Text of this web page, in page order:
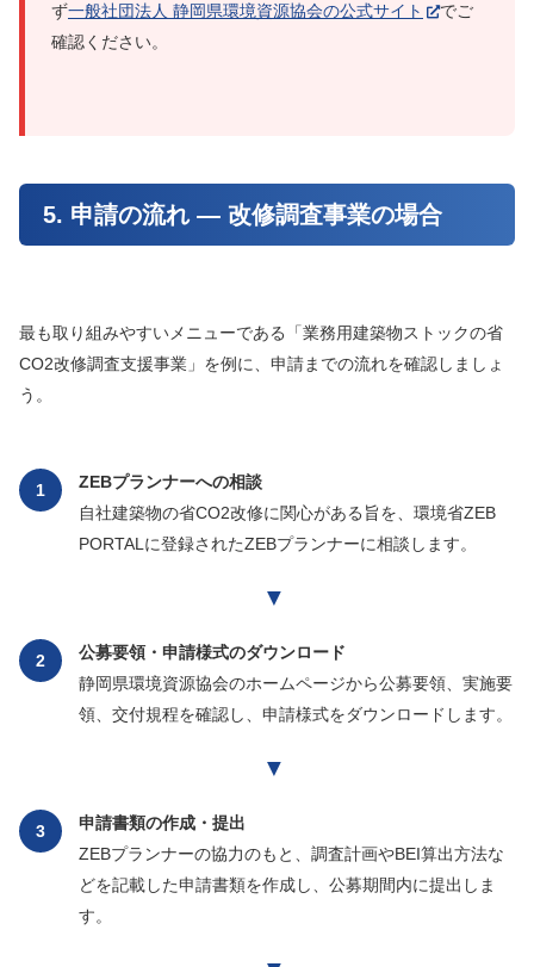
ず一般社団法人 静岡県環境資源協会の公式サイト
でご
確認ください。
5. 申請の流れ — 改修調査事業の場合
最も取り組みやすいメニューである「業務用建築物ストックの省
CO2改修調査支援事業」を例に、申請までの流れを確認しましょ
う。
1
ZEBプランナーへの相談
自社建築物の省CO2改修に関心がある旨を、環境省ZEB
PORTALに登録されたZEBプランナーに相談します。
▼
2
公募要領・申請様式のダウンロード
静岡県環境資源協会のホームページから公募要領、実施要
領、交付規程を確認し、申請様式をダウンロードします。
▼
3
申請書類の作成・提出
ZEBプランナーの協力のもと、調査計画やBEI算出方法な
どを記載した申請書類を作成し、公募期間内に提出しま
す。